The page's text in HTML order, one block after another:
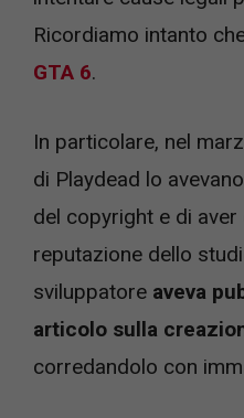
Ricordiamo intanto
GTA 6.
In particolare, nel
di Playdead lo
del copyright e di aver
reputazione dello
sviluppatore aveva
articolo sulla
corredandolo con